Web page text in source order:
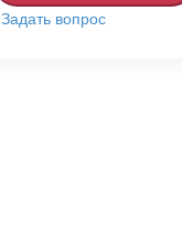
Задать вопрос